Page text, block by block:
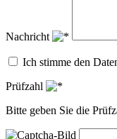
Nachricht
Ich stimme den
Prüfzahl
Bitte geben Sie die